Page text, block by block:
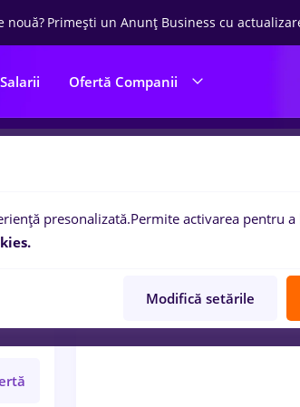
nouă? Primești un Anunț Business cu
Salarii Ofertă Companii
0locuri de munca
presonalizată.Permite activarea pentru a
Modifică setările